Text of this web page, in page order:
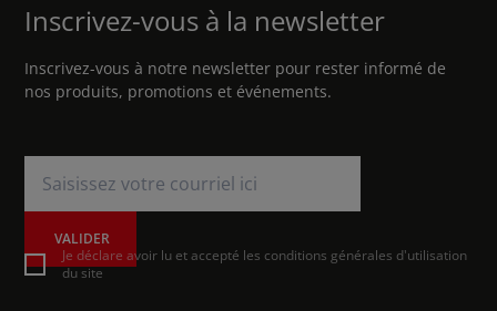
Inscrivez-vous à la newsletter
Inscrivez-vous à notre newsletter pour rester informé de
nos produits, promotions et événements.
VALIDER
Je déclare avoir lu et accepté les conditions générales d'utilisation
du site